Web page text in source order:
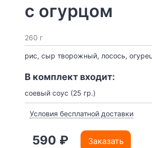
с огурцом
260 г
рис, сыр творожный, лосось,
В комплект входит:
соевый соус (25 гр.)
Условия бесплатной доставки
590 ₽ Заказать